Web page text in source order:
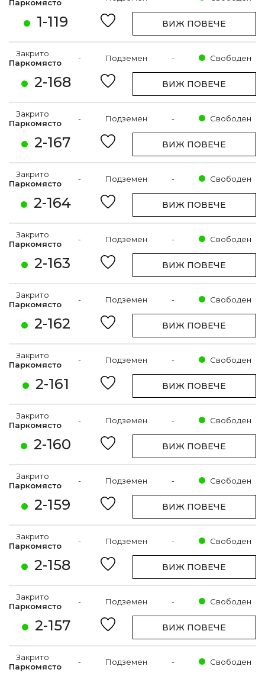
1-119
Паркомясто
ВИЖ ПОВЕЧЕ
2-168
Закрито
Паркомясто
- Подземен - Свободен
ВИЖ ПОВЕЧЕ
2-167
Закрито
Паркомясто
- Подземен - Свободен
ВИЖ ПОВЕЧЕ
2-164
Закрито
Паркомясто
- Подземен - Свободен
ВИЖ ПОВЕЧЕ
2-163
Закрито
Паркомясто
- Подземен - Свободен
ВИЖ ПОВЕЧЕ
2-162
Закрито
Паркомясто
- Подземен - Свободен
ВИЖ ПОВЕЧЕ
2-161
Закрито
Паркомясто
- Подземен - Свободен
ВИЖ ПОВЕЧЕ
2-160
Закрито
Паркомясто
- Подземен - Свободен
ВИЖ ПОВЕЧЕ
2-159
Закрито
Паркомясто
- Подземен - Свободен
ВИЖ ПОВЕЧЕ
2-158
Закрито
Паркомясто
- Подземен - Свободен
ВИЖ ПОВЕЧЕ
2-157
Закрито
Паркомясто
- Подземен - Свободен
ВИЖ ПОВЕЧЕ
Закрито
Паркомясто
- Подземен - Свободен